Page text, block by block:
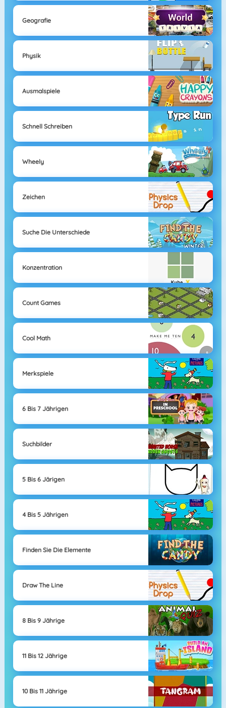
Geografie
Physik
Ausmalspiele
Schnell Schreiben
Wheely
Zeichen
Suche Die Unterschiede
Konzentration
Count Games
Cool Math
Merkspiele
6 Bis 7 Jährigen
Suchbilder
5 Bis 6 Järigen
4 Bis 5 Jährigen
Finden Sie Die Elemente
Draw The Line
8 Bis 9 Jährige
11 Bis 12 Jährige
10 Bis 11 Jährige